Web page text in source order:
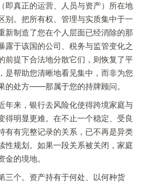
即真正的运营、人员与资产）所在地
别。把所有权、管理与实质集中于一
新制造了您在个人层面已经消除的那
露于该国的公司、税务与监管变化之
前提下合法地分散它们，则恢复了平
是帮助您清晰地看见集中，而非为您
的处方——那属于您的持牌顾问。
年来，银行去风险化使得跨境家庭与
得明显更难。在不止一个稳定、受良
有有完整记录的关系，已不再是异类
性规划。如果一段关系被关闭，家庭
的境地。
三个。资产持有于何处、以何种货